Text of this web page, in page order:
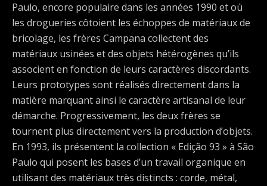
Paulo, encore populaire dans les années 1990 et où
les drogueries côtoient les échoppes de matériaux de
bricolage, les frères Campana collectent des
matériaux usinées et des objets hétérogènes qu’ils
associent en fonction de leurs caractères discordants.
Leurs prototypes sont réalisés directement dans la
matière marquant ainsi le caractère artisanal de leur
démarche. Progressivement, les deux frères se
tournent plus directement vers la production d’objets.
En 1993, ils présentent la collection « Edição 93 » à São
Paulo qui posent les bases d’un travail organique en
utilisant des matériaux très distincts : corde, métal,